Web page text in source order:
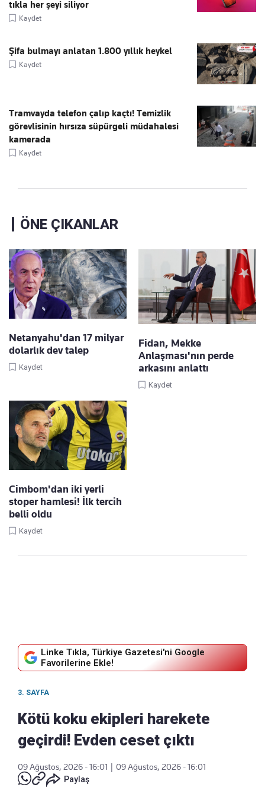
tıkla her şeyi siliyor
Kaydet
Şifa bulmayı anlatan 1.800 yıllık heykel
Kaydet
Tramvayda telefon çalıp kaçtı! Temizlik
görevlisinin hırsıza süpürgeli müdahalesi
kamerada
Kaydet
ÖNE ÇIKANLAR
Netanyahu'dan 17 milyar
dolarlık dev talep
Kaydet
Fidan, Mekke
Anlaşması'nın perde
arkasını anlattı
Kaydet
Cimbom'dan iki yerli
stoper hamlesi! İlk tercih
belli oldu
Kaydet
Linke Tıkla, Türkiye Gazetesi'ni Google
Favorilerine Ekle!
3. SAYFA
Kötü koku ekipleri harekete
geçirdi! Evden ceset çıktı
09 Ağustos, 2026 - 16:01
09 Ağustos, 2026 - 16:01
Paylaş